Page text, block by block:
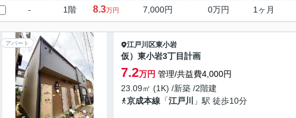
- 1階 8.3万円 7,000円 0万円 1ヶ月
アパート 江戸川区東小岩
仮）東小岩3丁目計画
7.2万円 管理/共益費4,000円
23.09㎡ (1K) /新築 /2階建
京成本線 「江戸川 」駅 徒歩10分